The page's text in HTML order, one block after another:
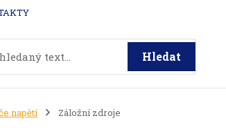
Hledat
napětí Záložní zdroje